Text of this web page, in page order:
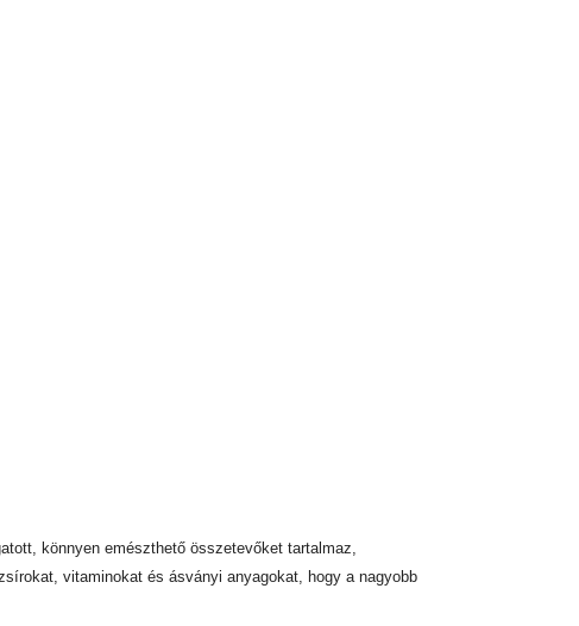
könnyen emészthető összetevőket tartalmaz,
vitaminokat és ásványi anyagokat, hogy a nagyobb